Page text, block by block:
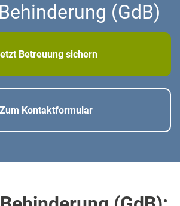
(GdB)
Betreuung sichern
Zum Kontaktformular